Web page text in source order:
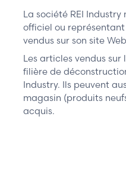
La société REI
officiel ou
vendus sur son site
Les articles vendus sur
filière de
Industry. Ils peuvent
magasin (produits
acquis.